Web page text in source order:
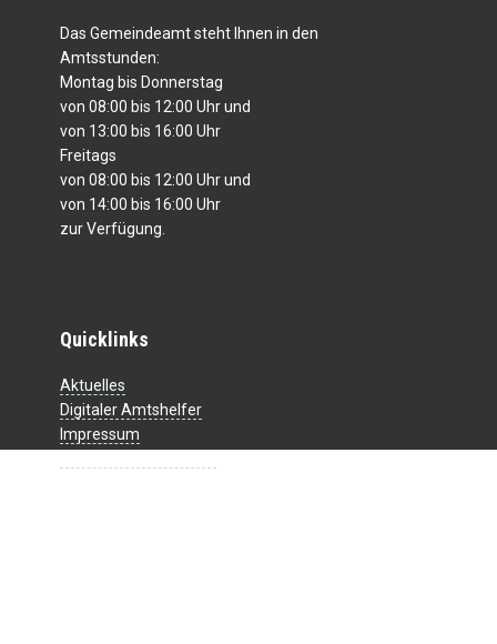
Das Gemeindeamt steht Ihnen in den
Amtsstunden:
Montag bis Donnerstag
von 08:00 bis 12:00 Uhr und
von 13:00 bis 16:00 Uhr
Freitags
von 08:00 bis 12:00 Uhr und
von 14:00 bis 16:00 Uhr
zur Verfügung.
Quicklinks
Aktuelles
Digitaler Amtshelfer
Impressum